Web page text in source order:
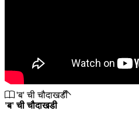
'ब' ची चौदाखडी
'ब' ची चौदाखडी